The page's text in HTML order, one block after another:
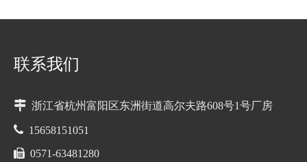
联系我们
 浙江省杭州富阳区东洲街道高尔夫路608号1号厂房
 15658151051
 0571-63481280